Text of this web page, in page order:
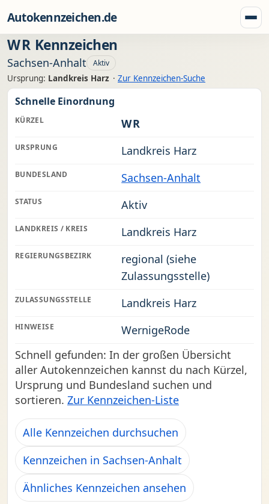
Autokennzeichen.de
WR Kennzeichen
Sachsen-Anhalt Aktiv
Ursprung: Landkreis Harz · Zur Kennzeichen-Suche
Schnelle Einordnung
KÜRZEL WR
URSPRUNG Landkreis Harz
BUNDESLAND Sachsen-Anhalt
STATUS Aktiv
LANDKREIS / KREIS Landkreis Harz
REGIERUNGSBEZIRK
regional (siehe
Zulassungsstelle)
ZULASSUNGSSTELLE Landkreis Harz
HINWEISE
WernigeRode
Schnell gefunden: In der großen Übersicht
aller Autokennzeichen kannst du nach Kürzel,
Ursprung und Bundesland suchen und
sortieren. Zur Kennzeichen-Liste
Alle Kennzeichen durchsuchen
Kennzeichen in Sachsen-Anhalt
Ähnliches Kennzeichen ansehen